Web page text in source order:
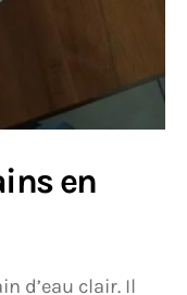
en
d’eau clair. Il